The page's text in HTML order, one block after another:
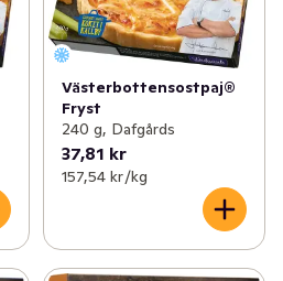
Västerbottensostpaj®
Fryst
240 g, Dafgårds
37,81 kr
157,54 kr /kg